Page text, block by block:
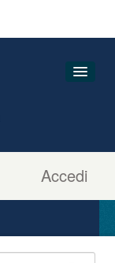
Accedi